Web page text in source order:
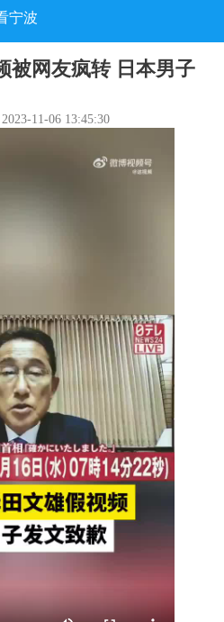
宁波
被网友疯转 日本男子
2023-11-06 13:45:30